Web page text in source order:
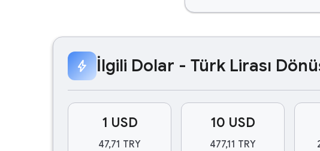
bolt İlgili Dolar - Türk Lirası
1 USD
47,71 TRY
10 USD
477,11 TRY